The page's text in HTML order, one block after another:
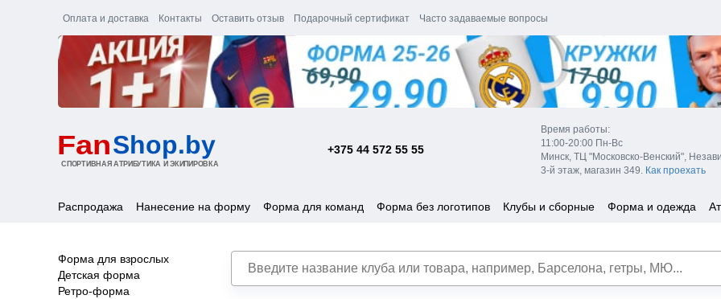
Оплата и доставка Контакты Оставить отзыв Подарочный сертификат Часто задаваемые вопросы
+375 44 572 55 55
Время работы:
11:00-20:00 Пн-Вс
Минск, ТЦ "Московско-Венский",
3-й этаж, магазин 349. Как проехать
Распродажа Нанесение на форму Форма для команд Форма без логотипов Клубы и сборные Форма и одежда
Форма для взрослых
Детская форма
Ретро-форма